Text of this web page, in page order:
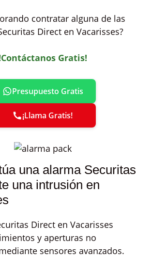
contratar alguna de las
Direct en Vacarisses?
Gratis!
Presupuesto Gratis
¡Llama Gratis!
una alarma Securitas
una intrusión en
Direct en Vacarisses
y aperturas no
sensores avanzados.